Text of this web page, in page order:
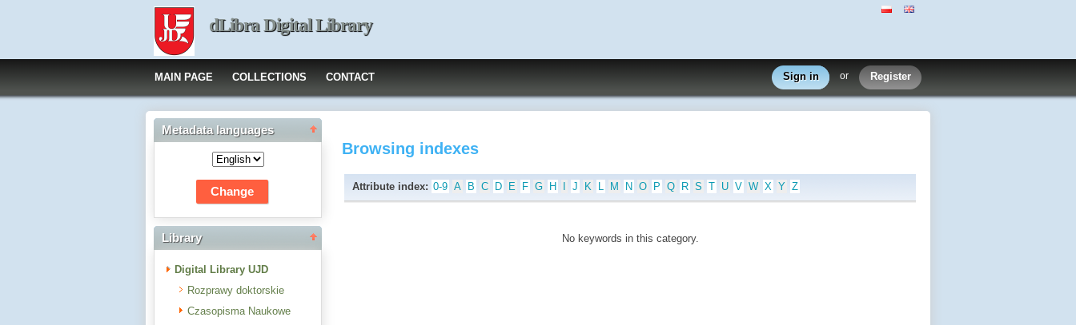
dLibra Digital Library
MAIN PAGE COLLECTIONS CONTACT Sign in or Register
Metadata languages
Library
Digital Library UJD
Rozprawy doktorskie
Czasopisma Naukowe
Browsing indexes
Attribute index: 0-9 A B C D E F G H J K L M N O P Q R S T U V W X Y Z
No keywords in this category.